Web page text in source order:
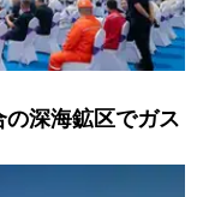
深海鉱区でガス